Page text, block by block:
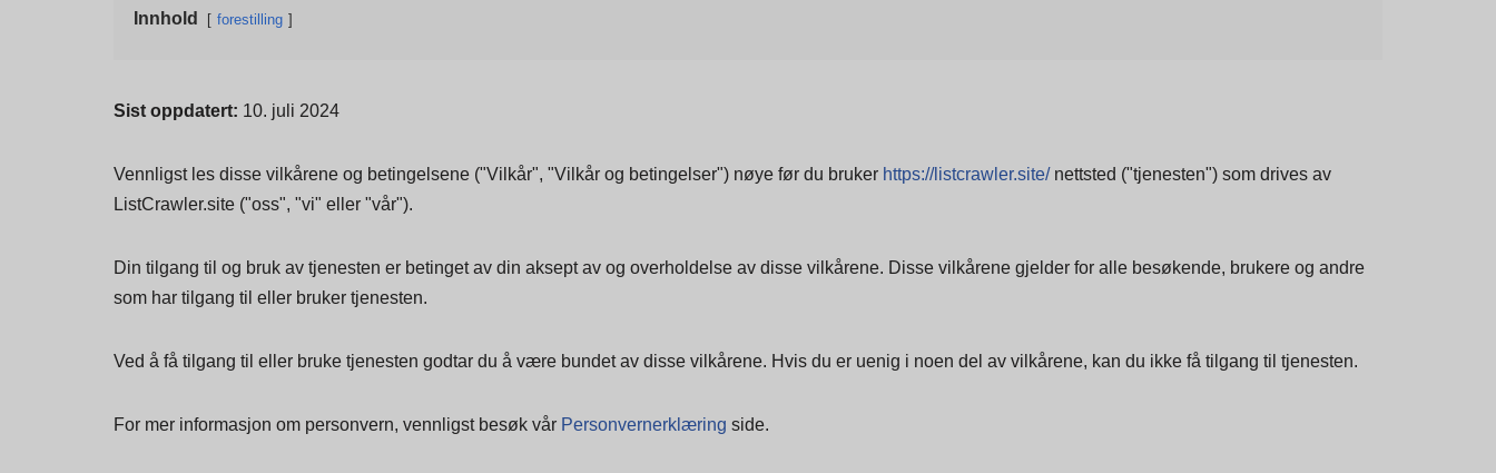
Innhold forestilling
Sist oppdatert: 10. juli 2024
Vennligst les disse vilkårene og betingelsene ("Vilkår", "Vilkår og betingelser") nøye før du bruker https://listcrawler.site/nettsted ("tjenesten") som drives av
ListCrawler.site ("oss", "vi" eller "vår").
Din tilgang til og bruk av tjenesten er betinget av din aksept av og overholdelse av disse vilkårene. Disse vilkårene gjelder for alle besøkende, brukere og andre
som har tilgang til eller bruker tjenesten.
Ved å få tilgang til eller bruke tjenesten godtar du å være bundet av disse vilkårene. Hvis du er uenig i noen del av vilkårene, kan du ikke få tilgang til tjenesten.
For mer informasjon om personvern, vennligst besøk vår Personvernerklæring side.